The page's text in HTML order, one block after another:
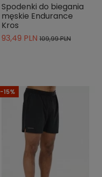
Spodenki do biegania
męskie Endurance
Kros
93,49 PLN 109,99 PLN
-15%